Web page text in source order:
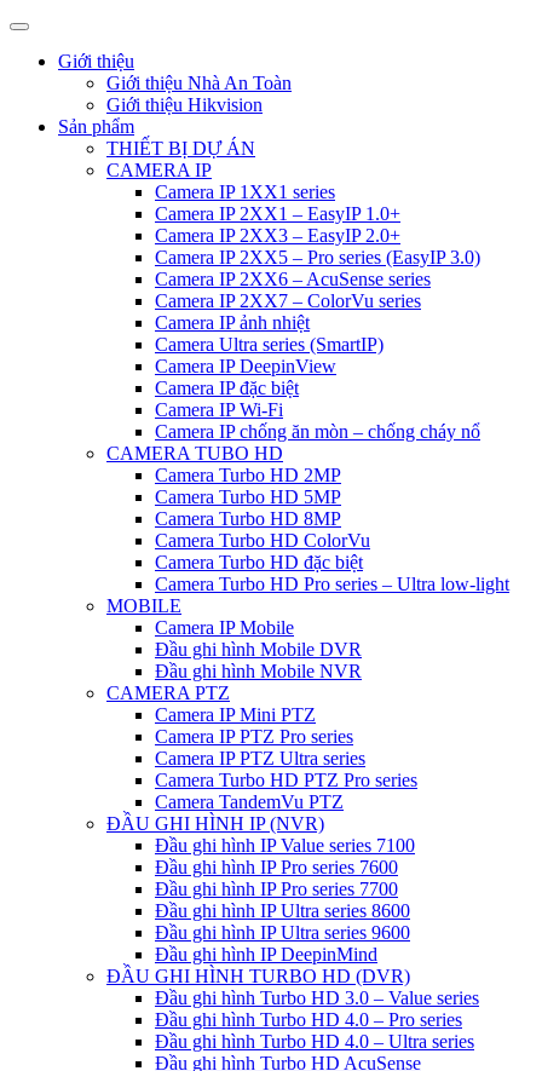
Giới thiệu
Giới thiệu Nhà An Toàn
Giới thiệu Hikvision
Sản phẩm
THIẾT BỊ DỰ ÁN
CAMERA IP
Camera IP 1XX1 series
Camera IP 2XX1 – EasyIP 1.0+
Camera IP 2XX3 – EasyIP 2.0+
Camera IP 2XX5 – Pro series (EasyIP 3.0)
Camera IP 2XX6 – AcuSense series
Camera IP 2XX7 – ColorVu series
Camera IP ảnh nhiệt
Camera Ultra series (SmartIP)
Camera IP DeepinView
Camera IP đặc biệt
Camera IP Wi-Fi
Camera IP chống ăn mòn – chống cháy nổ
CAMERA TUBO HD
Camera Turbo HD 2MP
Camera Turbo HD 5MP
Camera Turbo HD 8MP
Camera Turbo HD ColorVu
Camera Turbo HD đặc biệt
Camera Turbo HD Pro series – Ultra low-light
MOBILE
Camera IP Mobile
Đầu ghi hình Mobile DVR
Đầu ghi hình Mobile NVR
CAMERA PTZ
Camera IP Mini PTZ
Camera IP PTZ Pro series
Camera IP PTZ Ultra series
Camera Turbo HD PTZ Pro series
Camera TandemVu PTZ
ĐẦU GHI HÌNH IP (NVR)
Đầu ghi hình IP Value series 7100
Đầu ghi hình IP Pro series 7600
Đầu ghi hình IP Pro series 7700
Đầu ghi hình IP Ultra series 8600
Đầu ghi hình IP Ultra series 9600
Đầu ghi hình IP DeepinMind
ĐẦU GHI HÌNH TURBO HD (DVR)
Đầu ghi hình Turbo HD 3.0 – Value series
Đầu ghi hình Turbo HD 4.0 – Pro series
Đầu ghi hình Turbo HD 4.0 – Ultra series
Đầu ghi hình Turbo HD AcuSense